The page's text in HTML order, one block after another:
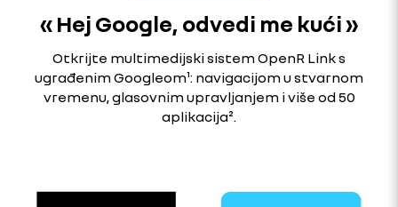
« Hej Google, odvedi me kući »
Otkrijte multimedijski sistem OpenR Link s
ugrađenim Googleom¹: navigacijom u stvarnom
vremenu, glasovnim upravljanjem i više od 50
aplikacija².